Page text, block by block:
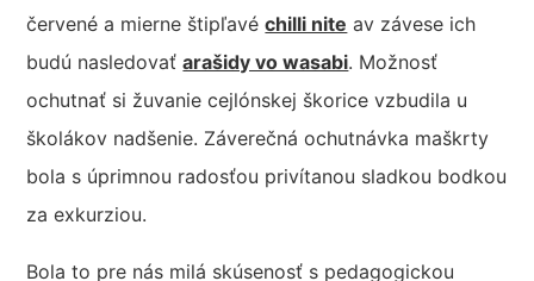
červené a mierne štipľavéchilli nite av závese ich
budú nasledovaťarašidy vo wasabi. Možnosť
ochutnať si žuvanie cejlónskej škorice vzbudila u
školákov nadšenie. Záverečná ochutnávka maškrty
bola s úprimnou radosťou privítanou sladkou bodkou
za exkurziou.
Bola to pre nás milá skúsenosť s pedagogickou